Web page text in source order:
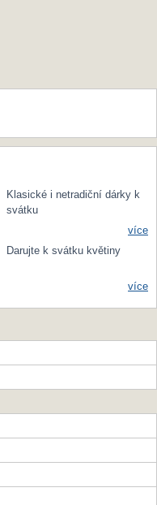
Klasické i netradiční dárky k
svátku
více
Darujte k svátku květiny
více